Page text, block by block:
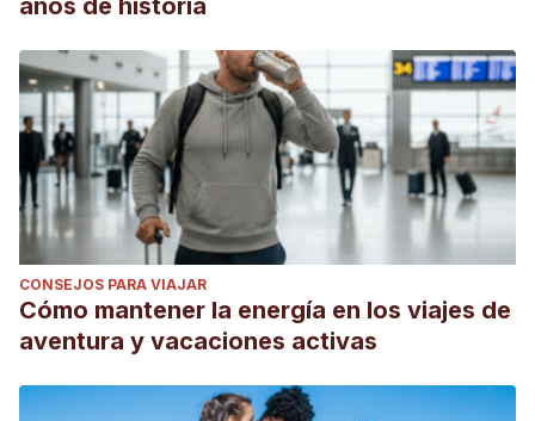
años de historia
CONSEJOS PARA VIAJAR
Cómo mantener la energía en los viajes de
aventura y vacaciones activas